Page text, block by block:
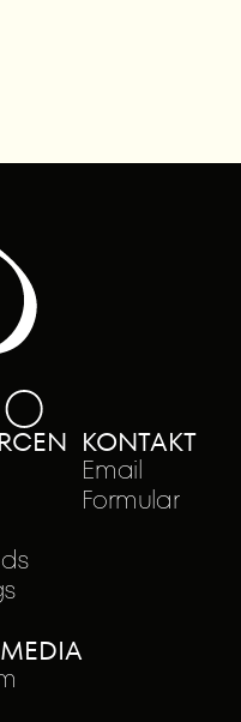
KONTAKT
Email
Formular